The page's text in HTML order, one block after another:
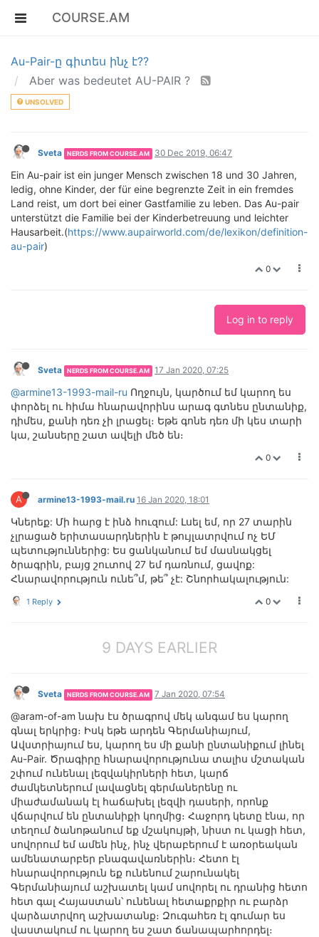
COURSE.AM
Au-Pair-ը գիտես ինչ է??
Aber was bedeutet AU-PAIR ?
UNSOLVED
Sveta NERDS FROM COURSE.AM 30 Dec 2019, 06:47
Ein Au-pair ist ein junger Mensch zwischen 18 und 30 Jahren,
ledig, ohne Kinder, der für eine begrenzte Zeit in ein fremdes
Land reist, um dort bei einer Gastfamilie zu leben. Das Au-pair
unterstützt die Familie bei der Kinderbetreuung und leichter
Hausarbeit.(https://www.aupairworld.com/de/lexikon/definition-
au-pair)
0
Log in to reply
Sveta NERDS FROM COURSE.AM 17 Jan 2020, 07:25
@armine13-1993-mail-ru Ողջույն, կարծում եմ կարող ես
փորձել ու հիմա հնարավորինս արագ գտնես ընտանիք,
դիմես, քանի դեռ չի լրացել։ Եթե գոնե դեռ մի կես տարի
կա, շանսերը շատ ավելի մեծ են։
0
A armine13-1993-mail.ru 16 Jan 2020, 18:01
Կներեք: Մի հարց է ինձ հուզում: Լսել եմ, որ 27 տարին
չլրացած երիտասարդներին է թույլատրվում ոչ ԵՄ
պետություններից: Ես ցանկանում եմ մասնակցել
ծրագրին, բայց շուտով 27 եմ դառնում, ցավոք:
Հնարավորություն ունե՞մ, թե՞ չէ: Շնորհակալություն:
0
1 Reply
9 DAYS EARLIER
Sveta NERDS FROM COURSE.AM 7 Jan 2020, 07:54
@aram-of-am նախ էս ծրագրով մեկ անգամ ես կարող
գնալ երկրից։ Իսկ եթե արդեն Գերմանիայում,
Ավստրիայում ես, կարող ես մի քանի ընտանիքում լինել
Au-Pair. Ծրագիրը հնարավորությունա տալիս մշտական
շփում ունենալ լեզվակիրների հետ, կարճ
ժամկետներում լավացնել գերմաներենը ու
միաժամանակ էլ հաճախել լեզվի դասերի, որոնք
վճարվում են ընտանիքի կողմից։ Հաջորդ կետը էնա, որ
տեղում ծանոթանում եք մշակույթի, նիստ ու կացի հետ,
սովորում եմ ամեն ինչ, ինչ վերաբերում է առօրեական
ամենատարբեր բնագավառներին։ Հետո էլ
հնարավորություն եք ունենում շարունակել
Գերմանիայում աշխատել կամ սովորել ու դրանից հետո
հետ գալ Հայաստան՝ ունենալ հետաքրքիր ու բարձր
վարձատրվող աշխատանք։ Զուգահեռ էլ գումար ես
վաստակում ու կարող ես շատ ճանապարհորդել։